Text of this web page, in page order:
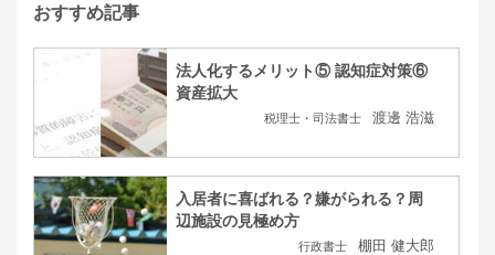
おすすめ記事
法人化するメリット⑤ 認知症対策⑥
資産拡大
税理士・司法書士 渡邊 浩滋
入居者に喜ばれる？嫌がられる？周
辺施設の見極め方
行政書士 棚田 健大郎